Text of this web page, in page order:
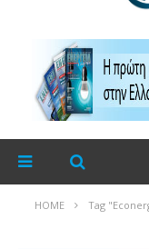
HOME Tag